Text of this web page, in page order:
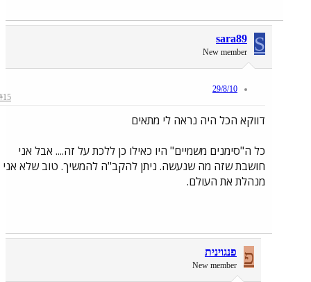
S
sara89
New member
29/8/10
#15
דווקא הכל היה נראה לי מתאים
כל ה"סימנים משמיים" היו כאילו כן ללכת על זה.... אבל אני
חושבת שזה מה שנעשה. ניתן להקב"ה להמשיך. טוב שלא אני
מנהלת את העולם.
פ פנגוינית
New member